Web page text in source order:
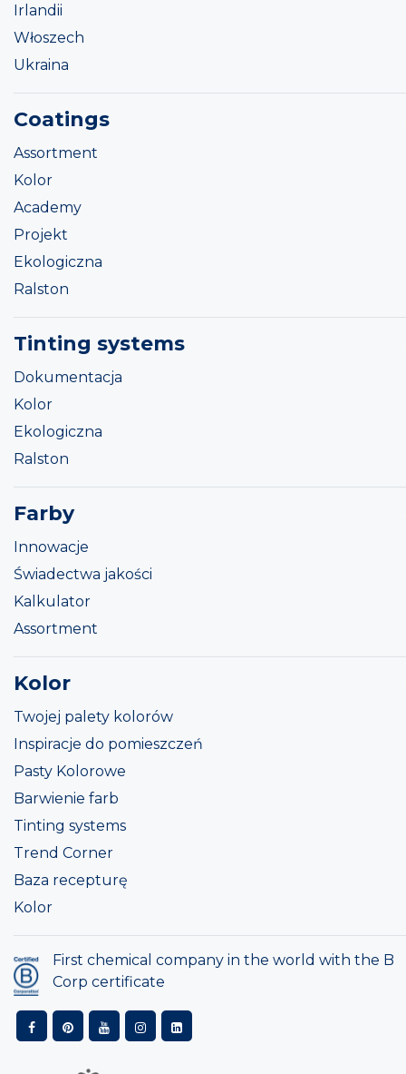
Irlandii
Włoszech
Ukraina
Coatings
Assortment
Kolor
Academy
Projekt
Ekologiczna
Ralston
Tinting systems
Dokumentacja
Kolor
Ekologiczna
Ralston
Farby
Innowacje
Świadectwa jakości
Kalkulator
Assortment
Kolor
Twojej palety kolorów
Inspiracje do pomieszczeń
Pasty Kolorowe
Barwienie farb
Tinting systems
Trend Corner
Baza recepturę
Kolor
First chemical company in the world with the B
Corp certificate